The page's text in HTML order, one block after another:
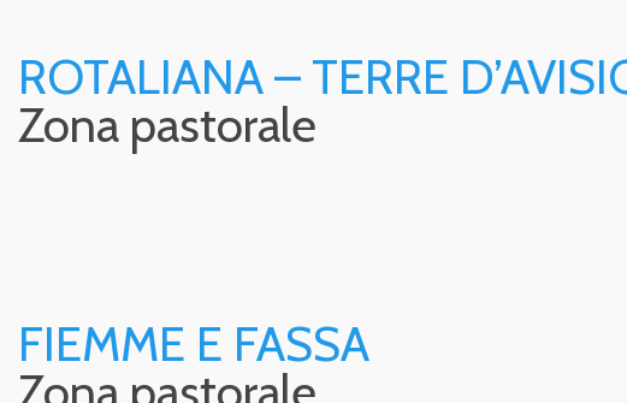
ROTALIANA – TERRE
Zona pastorale
FIEMME E FASSA